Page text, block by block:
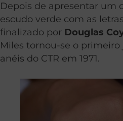
Depois de apresentar um
escudo verde com as
finalizado por Douglas
Miles tornou-se o
anéis do CTR em 1971.